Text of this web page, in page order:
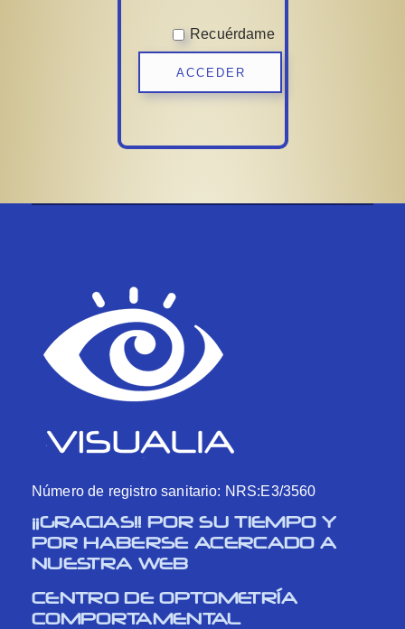
Recuérdame
Número de registro sanitario: NRS:E3/3560
¡¡GRACIAS!! POR SU TIEMPO Y
POR HABERSE ACERCADO A
NUESTRA WEB
CENTRO DE OPTOMETRÍA
COMPORTAMENTAL